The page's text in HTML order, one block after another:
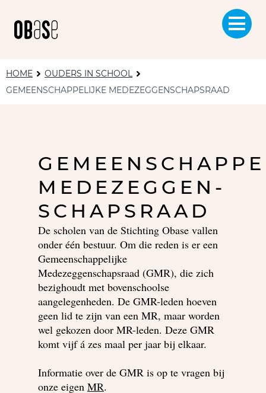
HOME
OUDERS IN SCHOOL
GEMEENSCHAPPELIJKE MEDEZEGGENSCHAPSRAAD
MEDEZEGGEN-
SCHAPSRAAD
De scholen van de Stichting Obase vallen
onder één bestuur. Om die reden is er een
Gemeenschappelijke
Medezeggenschapsraad (GMR), die zich
bezighoudt met bovenschoolse
aangelegenheden. De GMR-leden hoeven
geen lid te zijn van een MR, maar worden
wel gekozen door MR-leden. Deze GMR
komt vijf á zes maal per jaar bij elkaar.
Informatie over de GMR is op te vragen bij
onze eigen MR.